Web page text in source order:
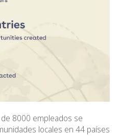
8000 empleados se
locales en 44 países